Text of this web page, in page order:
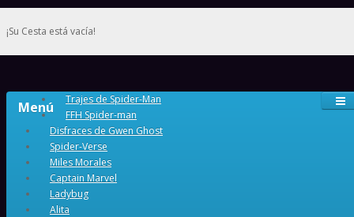
¡Su Cesta está vacía!
Menú
Trajes de Spider-Man
FFH Spider-man
Disfraces de Gwen Ghost
Spider-Verse
Miles Morales
Captain Marvel
Ladybug
Alita